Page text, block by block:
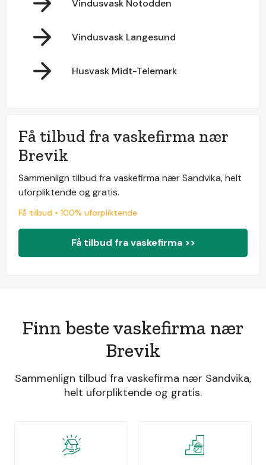
Vindusvask Notodden
Vindusvask Langesund
Husvask Midt-Telemark
Få tilbud fra vaskefirma nær
Brevik
Sammenlign tilbud fra vaskefirma nær Sandvika, helt
uforpliktende og gratis.
Få tilbud • 100% uforpliktende
Få tilbud fra vaskefirma >>
Finn beste vaskefirma nær
Brevik
Sammenlign tilbud fra vaskefirma nær Sandvika,
helt uforpliktende og gratis.